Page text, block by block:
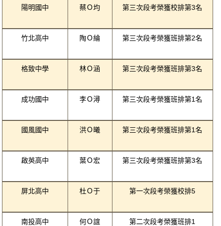
陽明國中 蔡Ｏ均 第三次段考榮獲校排第3名
竹北高中 陶Ｏ綸 第三次段考榮獲班排第2名
格致中學 林Ｏ涵 第三次段考榮獲班排第3名
成功國中 李Ｏ潯 第三次段考榮獲班排第1名
國風國中 洪Ｏ曦 第三次段考榮獲班排第1名
啟英高中 葉Ｏ宏 第三次段考榮獲班排第3名
屏北高中 杜Ｏ于 第一次段考榮獲校排5
南投高中 何Ｏ誼 第二次段考榮獲班排1